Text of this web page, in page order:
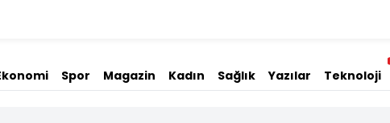
Spor Magazin Kadın Sağlık Yazılar Teknoloji